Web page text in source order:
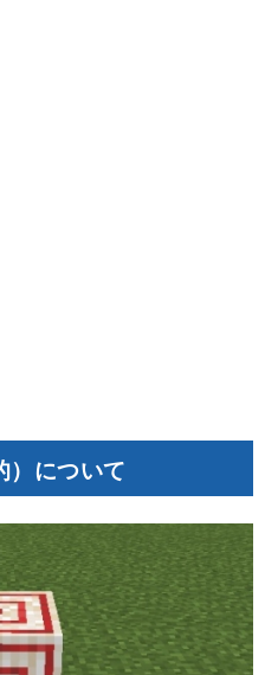
）について